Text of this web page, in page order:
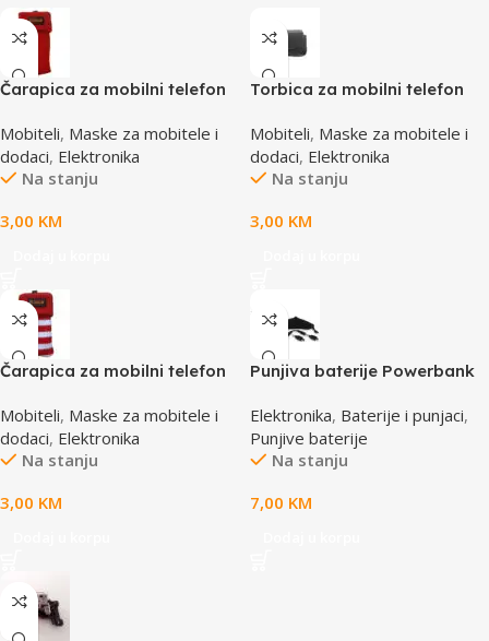
Čarapica za mobilni telefon
65x100mm
Mobiteli, Maske za mobitele i
dodaci, Elektronika
Na stanju
3,00 KM
Torbica za mobilni telefon
Mobiteli, Maske za mobitele i
dodaci, Elektronika
Na stanju
3,00 KM
Čarapica za mobilni telefon
65x100mm
Mobiteli, Maske za mobitele i
dodaci, Elektronika
Na stanju
3,00 KM
Punjiva baterije Powerbank
168267 MANHATTAN
Elektronika, Baterije i punjaci,
Punjive baterije
Na stanju
7,00 KM